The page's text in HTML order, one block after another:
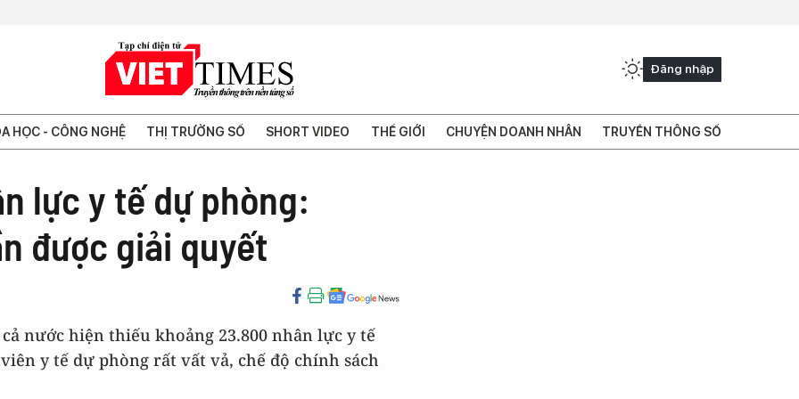
Đăng nhập
HỌC - CÔNG NGHỆ THỊ TRƯỜNG SỐ SHORT VIDEO THẾ GIỚI CHUYỆN DOANH NHÂN TRUYỀN THÔNG SỐ
lực y tế dự phòng:
được giải quyết
nước hiện thiếu khoảng 23.800 nhân lực y tế
y tế dự phòng rất vất vả, chế độ chính sách